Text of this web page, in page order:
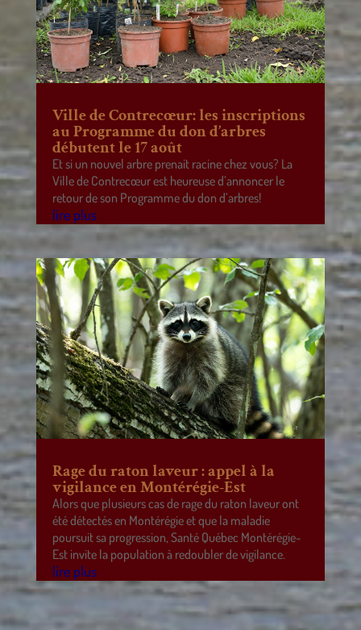
Ville de Contrecœur: les inscriptions
au Programme du don d’arbres
débutent le 17 août
Et si un nouvel arbre prenait racine chez vous? La
Ville de Contrecœur est heureuse d’annoncer le
retour de son Programme du don d’arbres!
lire plus
Rage du raton laveur : appel à la
vigilance en Montérégie-Est
Alors que plusieurs cas de rage du raton laveur ont
été détectés en Montérégie et que la maladie
poursuit sa progression, Santé Québec Montérégie-
Est invite la population à redoubler de vigilance.
lire plus